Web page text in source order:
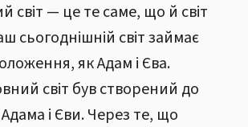
світ — це те саме, що й світ
сьогоднішній світ займає
як Адам і Єва.
світ був створений до
і Єви. Через те, що